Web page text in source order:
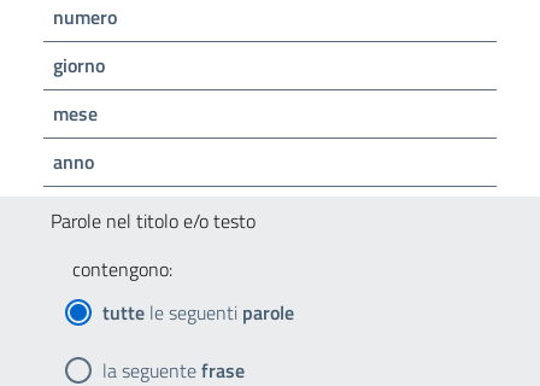
numero
giorno
mese
anno
Parole nel titolo e/o testo
contengono:
tutte le seguenti parole
la seguentefrase